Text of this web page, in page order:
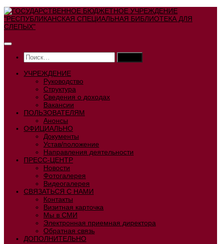
Перейти
к
содержимому
Найти:
УЧРЕЖДЕНИЕ
Руководство
Структура
Сведения о доходах
Вакансии
ПОЛЬЗОВАТЕЛЯМ
Анонсы
ОФИЦИАЛЬНО
Документы
Устав/положение
Направления деятельности
ПРЕСС-ЦЕНТР
Новости
Фотогалерея
Видеогалерея
СВЯЗАТЬСЯ С НАМИ
Контакты
Визитная карточка
Мы в СМИ
Электронная приемная директора
Обратная связь
ДОПОЛНИТЕЛЬНО